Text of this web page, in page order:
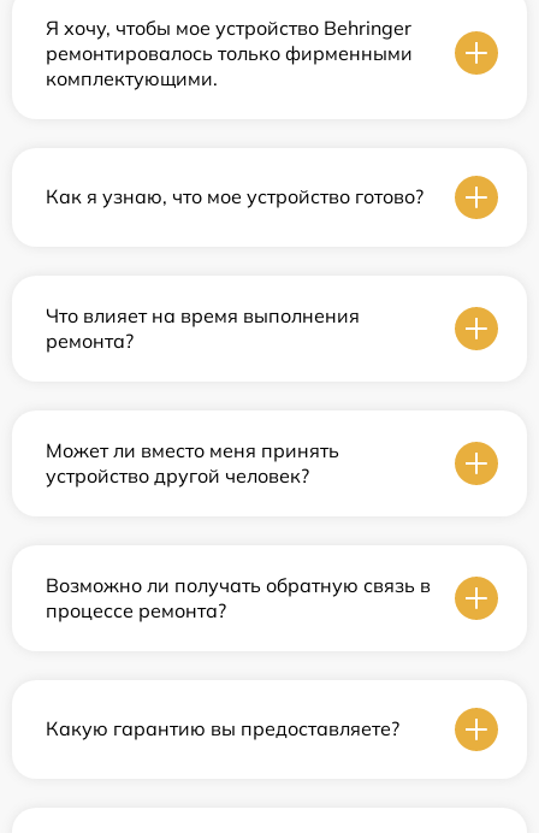
Я хочу, чтобы мое устройство Behringer
ремонтировалось только фирменными
комплектующими.
Как я узнаю, что мое устройство готово?
Что влияет на время выполнения
ремонта?
Может ли вместо меня принять
устройство другой человек?
Возможно ли получать обратную связь в
процессе ремонта?
Какую гарантию вы предоставляете?